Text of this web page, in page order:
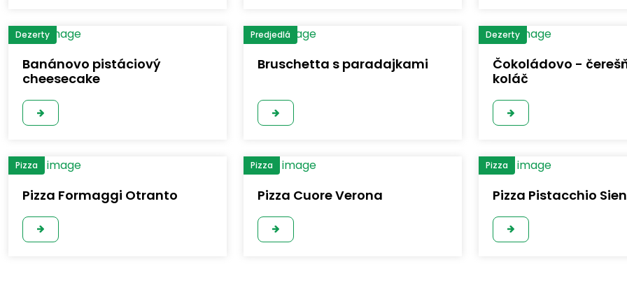
Dezerty
Banánovo pistáciový
cheesecake
Predjedlá
Bruschetta s paradajkami
Dezerty
Čokoládovo -
koláč
Pizza
Pizza Formaggi Otranto
Pizza
Pizza Cuore Verona
Pizza
Pizza Pistacchio